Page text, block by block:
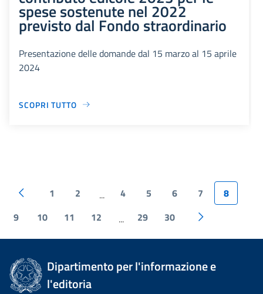
spese sostenute nel 2022
previsto dal Fondo straordinario
Presentazione delle domande dal 15 marzo al 15 aprile
2024
SCOPRI TUTTO
1 2 ... 4 5 6 7
8
9
10 11 12 ... 29 30
Dipartimento per l'informazione e
l'editoria